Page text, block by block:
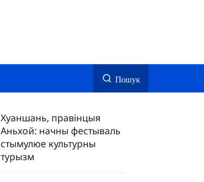
Пошук
Хуаншань, правінцыя
Аньхой: начны фестываль
стымулюе культурны
турызм